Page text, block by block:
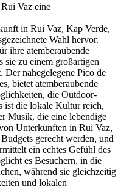
Vaz eine
in Rui Vaz, Kap Verde,
Wahl hervor.
ihre atemberaubende
sie zu einem großartigen
nahegelegene Pico de
bietet atemberaubende
die Outdoor-
ist die lokale Kultur reich,
Musik, die eine lebendige
Unterkünften in Rui Vaz,
gerecht werden, und
ein echtes Gefühl des
es Besuchern, in die
während sie gleichzeitig
und lokalen